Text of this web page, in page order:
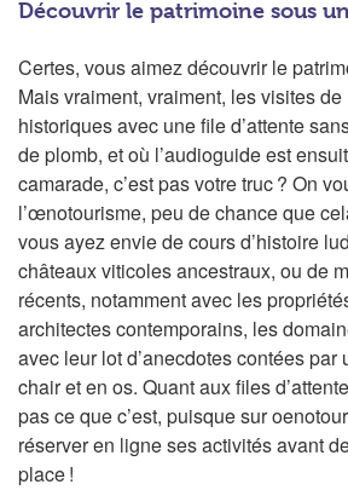
Découvrir le patrimoine sous
Certes, vous aimez découvrir le
Mais vraiment, vraiment, les visites
historiques avec une file d’attente
de plomb, et où l’audioguide est
camarade, c’est pas votre truc ? On
l’œnotourisme, peu de chance que
vous ayez envie de cours d’histoire
châteaux viticoles ancestraux, ou de
récents, notamment avec les
architectes contemporains, les
avec leur lot d’anecdotes contées par
chair et en os. Quant aux files
pas ce que c’est, puisque sur
réserver en ligne ses activités avant
place !